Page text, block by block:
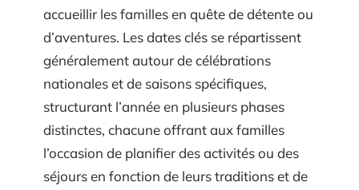
accueillir les familles en quête de détente ou
d’aventures. Les dates clés se répartissent
généralement autour de célébrations
nationales et de saisons spécifiques,
structurant l’année en plusieurs phases
distinctes, chacune offrant aux familles
l’occasion de planifier des activités ou des
séjours en fonction de leurs traditions et de